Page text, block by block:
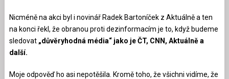
Nicméně na akci byl i novinář Radek Bartoníček z Aktuálně a ten
na konci řekl, že obranou proti dezinformacím je to, když budeme
sledovat „důvěryhodná média“ jako je ČT, CNN, Aktuálně a
další.
Moje odpověď ho asi nepotěšila. Kromě toho, že všichni vidíme, že